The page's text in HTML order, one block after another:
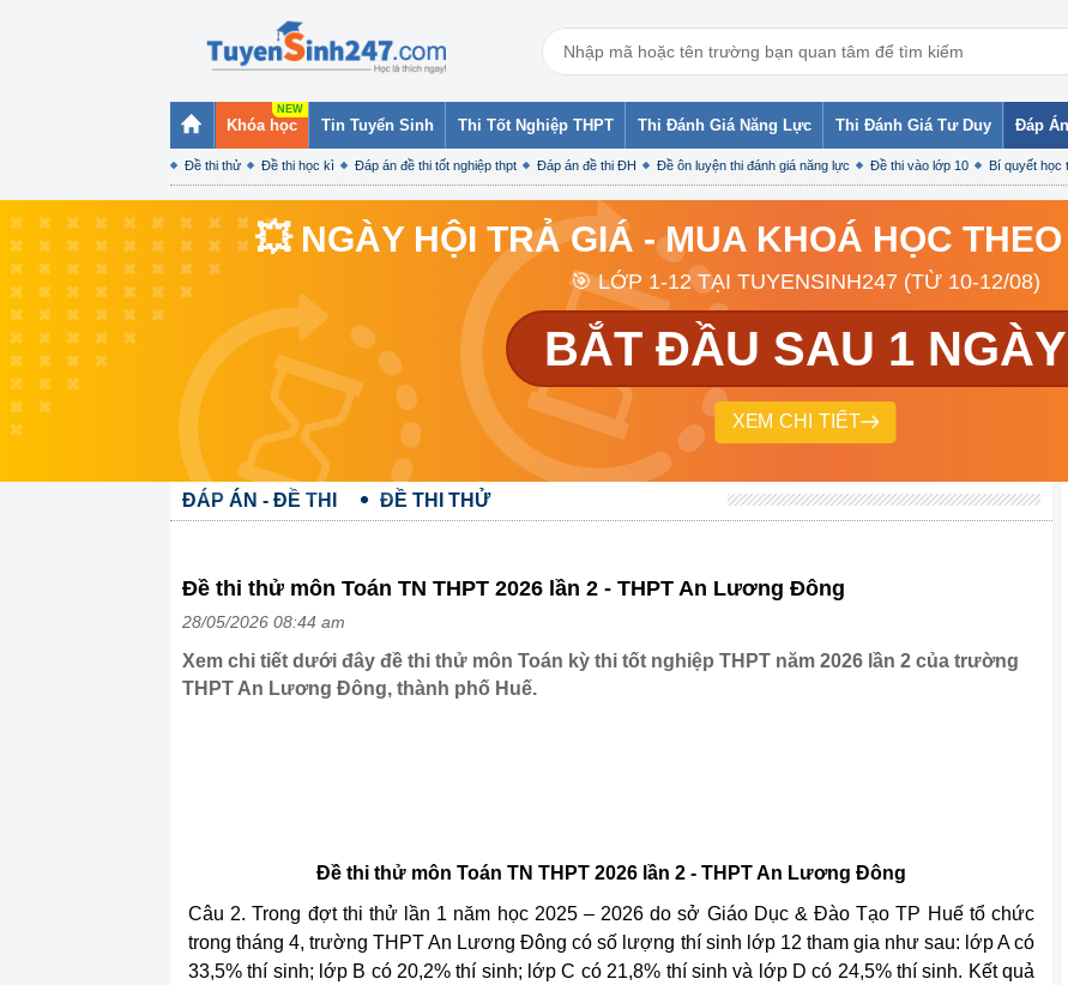
Khóa học Tin Tuyển Sinh Thi Tốt Nghiệp THPT Thi Đánh Giá Năng Lực Thi Đánh Giá Tư Duy Đáp
Đề thi thử Đề thi học kì Đáp án đề thi tốt nghiệp thpt Đáp án đề thi ĐH Đề ôn luyện thi đánh giá năng lực Đề thi vào lớp 10 Bí quyết học
💥 NGÀY HỘI TRẢ GIÁ - MUA KHOÁ HỌC THEO
🎯 LỚP 1-12 TẠI TUYENSINH247 (TỪ 10-12/08)
BẮT ĐẦU SAU 1 NGÀY
XEM CHI TIẾT
ĐÁP ÁN - ĐỀ THI ĐỀ THI THỬ
Đề thi thử môn Toán TN THPT 2026 lần 2 - THPT An Lương Đông
28/05/2026 08:44 am
Xem chi tiết dưới đây đề thi thử môn Toán kỳ thi tốt nghiệp THPT năm 2026 lần 2 của trường
THPT An Lương Đông, thành phố Huế.
Đề thi thử môn Toán TN THPT 2026 lần 2 - THPT An Lương Đông
Câu 2. Trong đợt thi thử lần 1 năm học 2025 – 2026 do sở Giáo Dục & Đào Tạo TP Huế tổ chức
trong tháng 4, trường THPT An Lương Đông có số lượng thí sinh lớp 12 tham gia như sau: lớp A có
33,5% thí sinh; lớp B có 20,2% thí sinh; lớp C có 21,8% thí sinh và lớp D có 24,5% thí sinh. Kết quả